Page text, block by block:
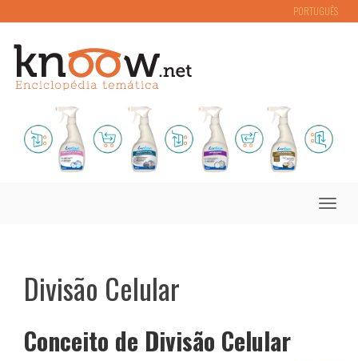
PORTUGUÊS
Toggle
Divisão Celular
Conceito de Divisão Celular